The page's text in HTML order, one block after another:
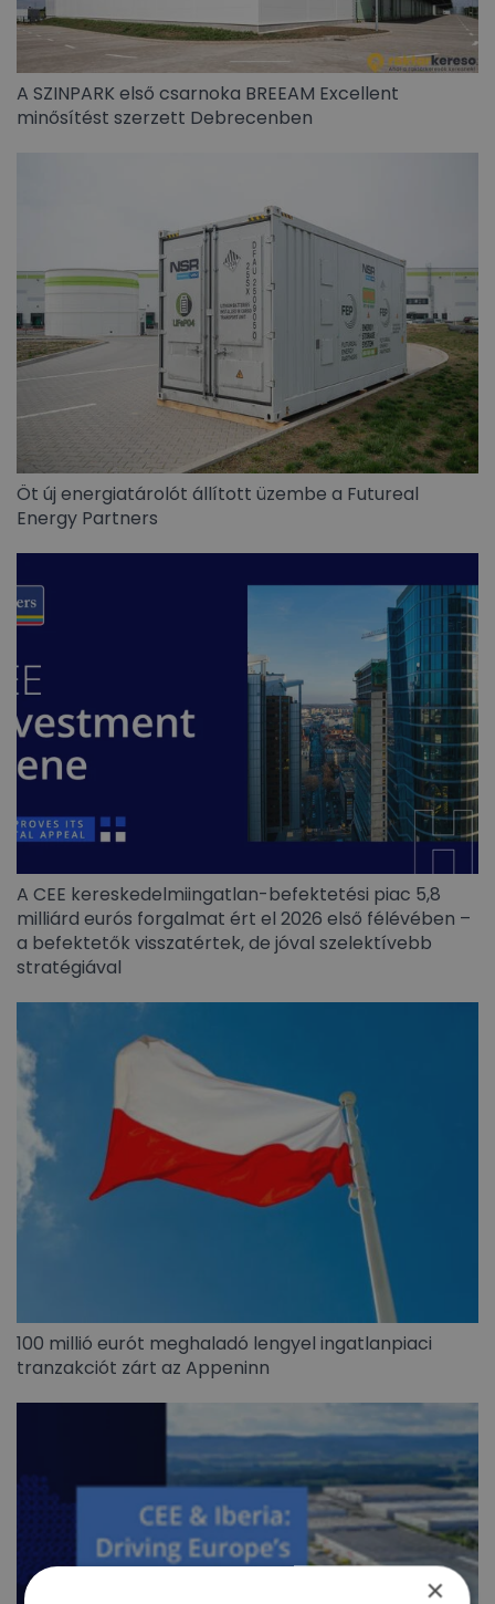
A SZINPARK első csarnoka BREEAM Excellent
minősítést szerzett Debrecenben
Öt új energiatárolót állított üzembe a Futureal
Energy Partners
A CEE kereskedelmiingatlan-befektetési piac 5,8
milliárd eurós forgalmat ért el 2026 első félévében –
a befektetők visszatértek, de jóval szelektívebb
stratégiával
100 millió eurót meghaladó lengyel ingatlanpiaci
tranzakciót zárt az Appeninn
×